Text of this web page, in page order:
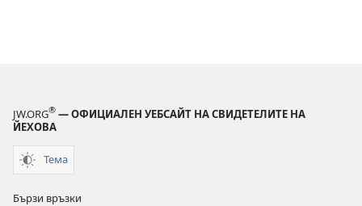
JW.ORG® — ОФИЦИАЛЕН УЕБСАЙТ НА СВИДЕТЕЛИТЕ НА
ЙЕХОВА
Тема
Бързи връзки